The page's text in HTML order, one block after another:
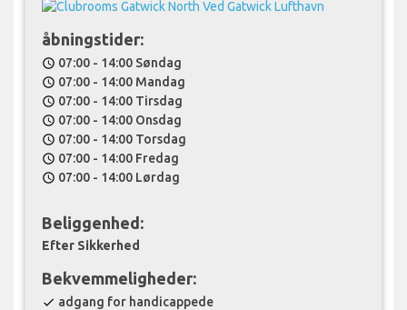
åbningstider:
schedule 07:00 - 14:00 Søndag
schedule 07:00 - 14:00 Mandag
schedule 07:00 - 14:00 Tirsdag
schedule 07:00 - 14:00 Onsdag
schedule 07:00 - 14:00 Torsdag
schedule 07:00 - 14:00 Fredag
schedule 07:00 - 14:00 Lørdag
Beliggenhed:
Efter Sikkerhed
Bekvemmeligheder:
check adgang for handicappede